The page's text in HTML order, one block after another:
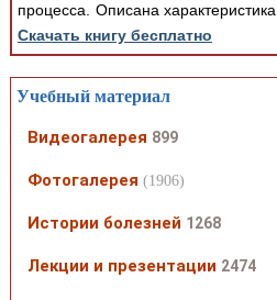
процесса. Описана
Скачать книгу бесплатно
Учебный материал
Видеогалерея 899
Фотогалерея (1906)
Истории болезней 1268
Лекции и презентации 2474